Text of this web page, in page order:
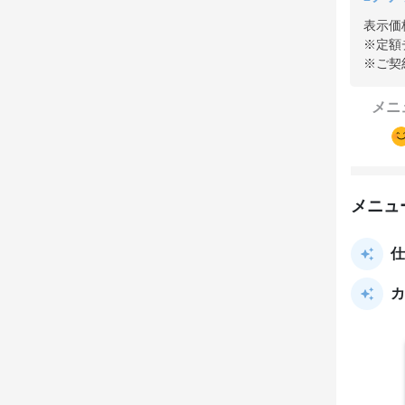
表示価
※定額
※ご契
メ
メニュ